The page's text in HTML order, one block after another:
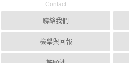
Contact
聯絡我們
檢舉與回報